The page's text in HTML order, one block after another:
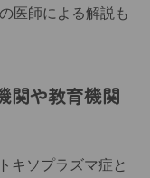
医師による解説も
関や教育機関
キソプラズマ症と